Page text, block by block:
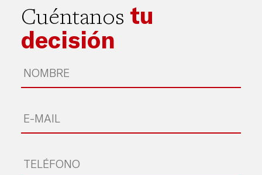
Cuéntanos tu
decisión